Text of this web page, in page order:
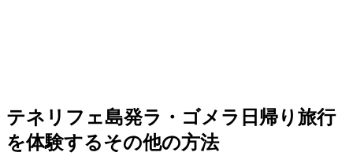
テネリフェ島発ラ・ゴメラ日帰り旅行
を体験するその他の方法